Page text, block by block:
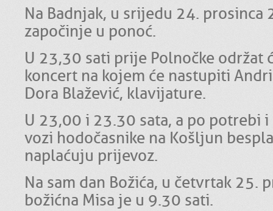
Na Badnjak, u srijedu 24. prosinca
započinje u ponoć.
U 23,30 sati prije Polnočke održat
koncert na kojem će nastupiti
Dora Blažević, klavijature.
U 23,00 i 23.30 sata, a po potrebi i
vozi hodočasnike na Košljun
naplaćuju prijevoz.
Na sam dan Božića, u četvrtak 25.
božićna Misa je u 9.30 sati.